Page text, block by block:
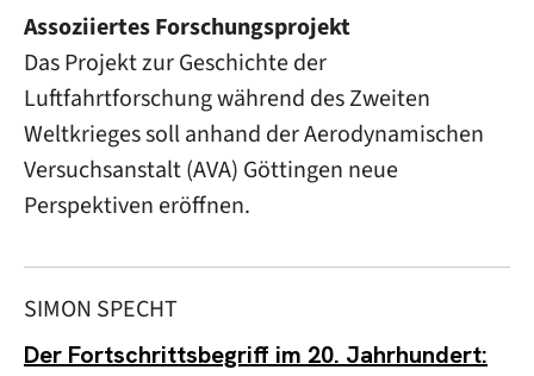
Assoziiertes Forschungsprojekt
Das Projekt zur Geschichte der
Luftfahrtforschung während des Zweiten
Weltkrieges soll anhand der Aerodynamischen
Versuchsanstalt (AVA) Göttingen neue
Perspektiven eröffnen.
SIMON SPECHT
Der Fortschrittsbegriff im 20. Jahrhundert: